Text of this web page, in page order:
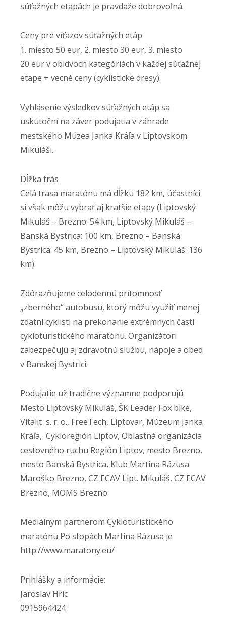
súťažných etapách je pravdaže dobrovoľná.
Ceny pre víťazov súťažných etáp
1. miesto 50 eur, 2. miesto 30 eur, 3. miesto
20 eur v obidvoch kategóriách v každej súťažnej
etape + vecné ceny (cyklistické dresy).
Vyhlásenie výsledkov súťažných etáp sa
uskutoční na záver podujatia v záhrade
mestského Múzea Janka Kráľa v Liptovskom
Mikuláši.
Dĺžka trás
Celá trasa maratónu má dĺžku 182 km, účastníci
si však môžu vybrať aj kratšie etapy (Liptovský
Mikuláš – Brezno: 54 km, Liptovský Mikuláš –
Banská Bystrica: 100 km, Brezno – Banská
Bystrica: 45 km, Brezno – Liptovský Mikuláš: 136
km).
Zdôrazňujeme celodennú prítomnosť
„zberného“ autobusu, ktorý môžu využiť menej
zdatní cyklisti na prekonanie extrémnych častí
cykloturistického maratónu. Organizátori
zabezpečujú aj zdravotnú službu, nápoje a obed
v Banskej Bystrici.
Podujatie už tradične významne podporujú
Mesto Liptovský Mikuláš, ŠK Leader Fox bike,
Vitalit s. r. o., FreeTech, Liptovar, Múzeum Janka
Kráľa, Cykloregión Liptov, Oblastná organizácia
cestovného ruchu Región Liptov, mesto Brezno,
mesto Banská Bystrica, Klub Martina Rázusa
Maroško Brezno, CZ ECAV Lipt. Mikuláš, CZ ECAV
Brezno, MOMS Brezno.
Mediálnym partnerom Cykloturistického
maratónu Po stopách Martina Rázusa je
http://www.maratony.eu/
Prihlášky a informácie:
Jaroslav Hric
0915964424